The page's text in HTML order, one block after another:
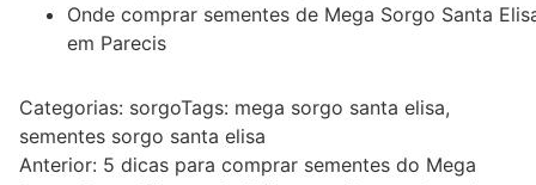
Onde comprar sementes de Mega Sorgo Santa
em Parecis
Categorias: sorgoTags: mega sorgo santa elisa,
sementes sorgo santa elisa
Navegação
Anterior: 5 dicas para comprar sementes do Mega